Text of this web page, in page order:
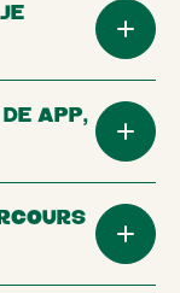
APP,